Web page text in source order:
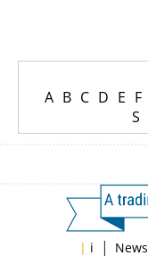
A B C D E F
S
| i | News